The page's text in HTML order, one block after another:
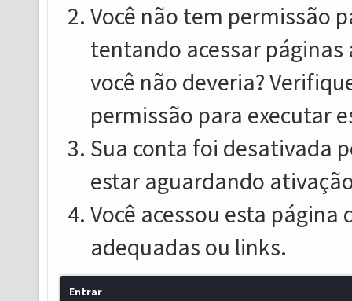
Você não tem permissão
tentando acessar
você não deveria?
permissão para executar
Sua conta foi desativada
estar aguardando
Você acessou esta
adequadas ou links.
Entrar